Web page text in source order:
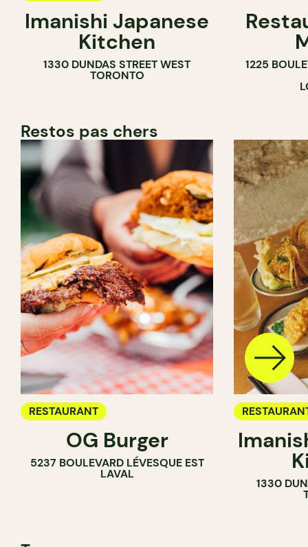
Imanishi Japanese
Kitchen
1330 DUNDAS STREET WEST
TORONTO
1225
Restos pas chers
RESTAURANT
OG Burger
5237 BOULEVARD LÉVESQUE EST
LAVAL
1330